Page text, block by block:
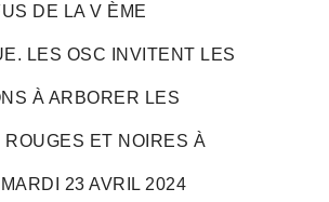
DE LA V ÈME
LES OSC INVITENT LES
À ARBORER LES
ET NOIRES À
23 AVRIL 2024